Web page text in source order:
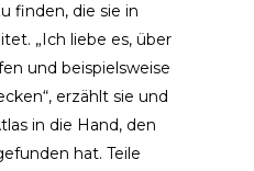
finden, die sie in
„Ich liebe es, über
und beispielsweise
erzählt sie und
in die Hand, den
hat. Teile